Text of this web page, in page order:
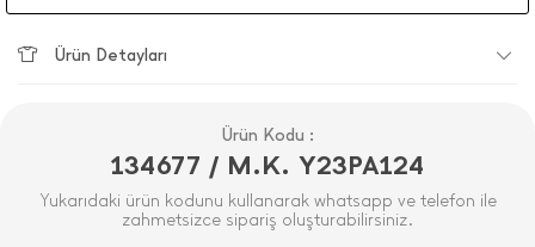
Ürün Detayları
Ürün Kodu :
134677 / M.K. Y23PA124
Yukarıdaki ürün kodunu kullanarak whatsapp ve telefon ile
zahmetsizce sipariş oluşturabilirsiniz.